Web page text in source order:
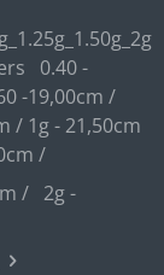
0.40 -
-19,00cm /
/ 1g - 21,50cm
/
/ 2g -